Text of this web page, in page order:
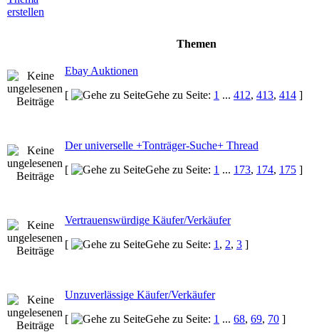
Themen
Ebay Auktionen
[
Gehe zu Seite: 1 ... 412, 413, 414 ]
Der universelle +Tonträger-Suche+ Thread
[
Gehe zu Seite: 1 ... 173, 174, 175 ]
Vertrauenswürdige Käufer/Verkäufer
[
Gehe zu Seite: 1 , 2, 3 ]
Unzuverlässige Käufer/Verkäufer
[
Gehe zu Seite: 1 ... 68, 69, 70 ]